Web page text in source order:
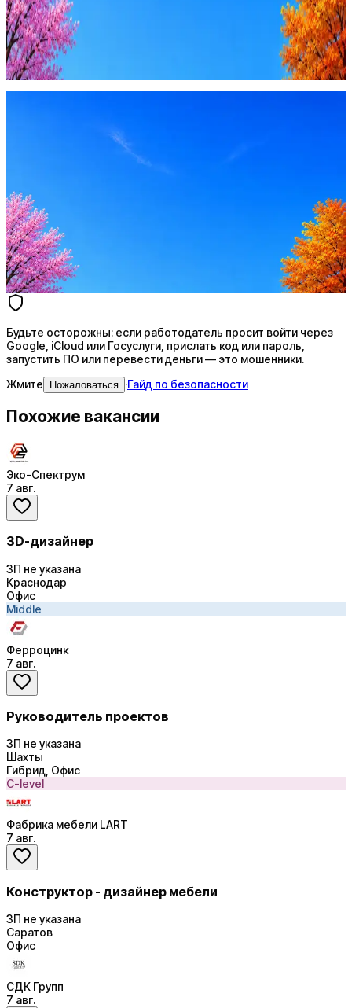
Будьте осторожны: если работодатель просит войти через
Google, iCloud или Госуслуги, прислать код или пароль,
запустить ПО или перевести деньги — это мошенники.
Жмите Пожаловаться
Стратегия поиска с AI: рынки, позиции, вилка, каналы
Будьте осторожны: если работодатель просит войти через
Google, iCloud или Госуслуги, прислать код или пароль,
запустить ПО или перевести деньги — это мошенники.
Жмите
Пожаловаться ·Гайд по безопасности
Похожие вакансии
Эко-Спектрум
7 авг.
3D-дизайнер
ЗП не указана
Краснодар
Офис
Middle
Ферроцинк
7 авг.
Руководитель проектов
ЗП не указана
Шахты
Гибрид, Офис
C-level
Фабрика мебели LART
7 авг.
Конструктор - дизайнер мебели
ЗП не указана
Саратов
Офис
СДК Групп
7 авг.